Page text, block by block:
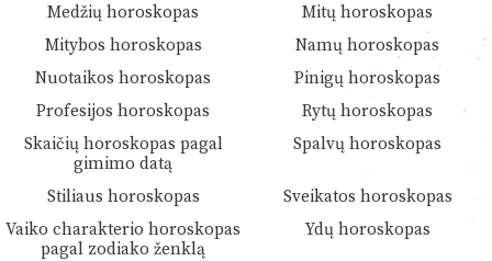
Medžių horoskopas
Mitų horoskopas
Mitybos horoskopas
Namų horoskopas
Nuotaikos horoskopas
Pinigų horoskopas
Profesijos horoskopas
Rytų horoskopas
Skaičių horoskopas pagal
gimimo datą
Spalvų horoskopas
Stiliaus horoskopas
Sveikatos horoskopas
Vaiko charakterio horoskopas
pagal zodiako ženklą
Ydų horoskopas